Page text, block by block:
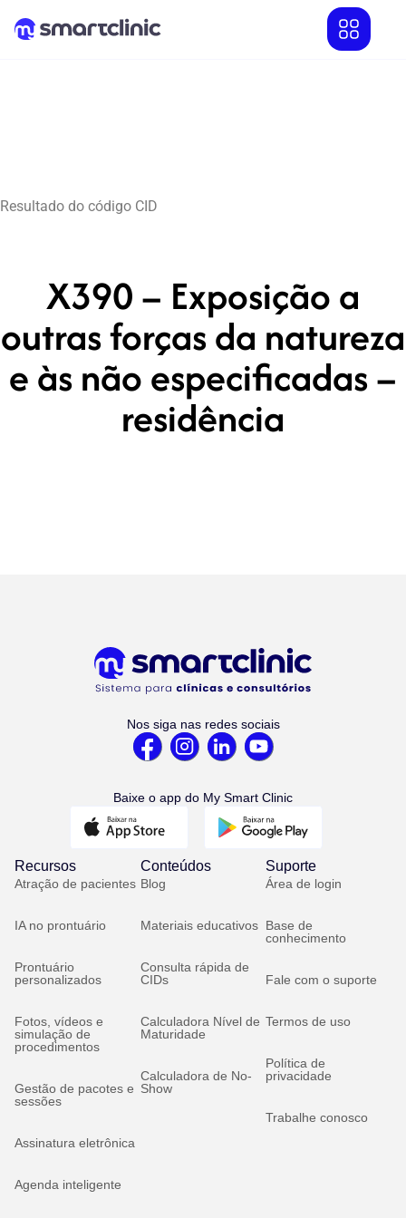
Resultado do código CID
X390 – Exposição a
outras forças da natureza
e às não especificadas –
residência
Nos siga nas redes sociais
Baixe o app do My Smart Clinic
Recursos
Atração de pacientes
IA no prontuário
Prontuário
personalizados
Fotos, vídeos e
simulação de
procedimentos
Gestão de pacotes e
sessões
Assinatura eletrônica
Agenda inteligente
Conteúdos
Blog
Materiais educativos
Consulta rápida de
CIDs
Calculadora Nível de
Maturidade
Calculadora de No-
Show
Suporte
Área de login
Base de
conhecimento
Fale com o suporte
Termos de uso
Política de
privacidade
Trabalhe conosco